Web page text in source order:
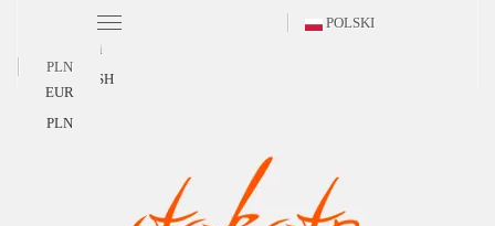
POLSKI
Polski
ENGLISH
PLN
EUR
PLN